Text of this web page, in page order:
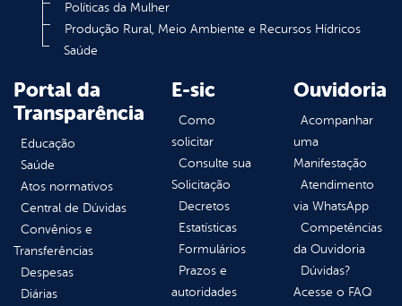
Políticas da Mulher
Produção Rural, Meio Ambiente e Recursos Hídricos
Saúde
Portal da
Transparência
Educação
Saúde
Atos normativos
Central de Dúvidas
Convênios e
Transferências
Despesas
Diárias
E-sic
Como
solicitar
Consulte sua
Solicitação
Decretos
Estatísticas
Formulários
Prazos e
autoridades
Ouvidoria
Acompanhar
uma
Manifestação
Atendimento
via WhatsApp
Competências
da Ouvidoria
Dúvidas?
Acesse o FAQ